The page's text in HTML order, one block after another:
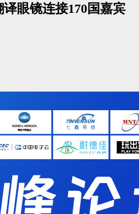
眼镜连接170国嘉宾